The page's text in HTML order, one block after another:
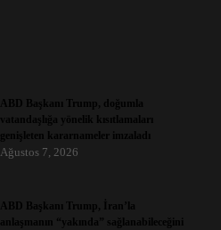
ABD Başkanı Trump, doğumla
vatandaşlığa yönelik kısıtlamaları
genişleten kararnameler imzaladı
Ağustos 7, 2026
ABD Başkanı Trump, İran’la
anlaşmanın “yakında” sağlanabileceğini